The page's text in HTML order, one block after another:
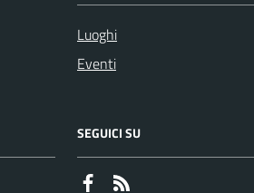
Luoghi
Eventi
SEGUICI SU